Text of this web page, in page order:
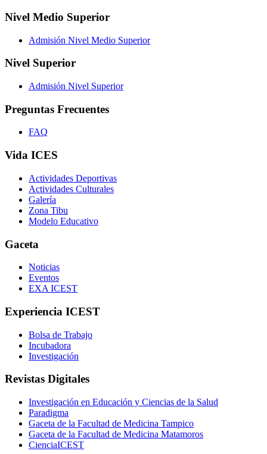
Nivel Medio Superior
Admisión Nivel Medio Superior
Nivel Superior
Admisión Nivel Superior
Preguntas Frecuentes
FAQ
Vida ICES
Actividades Deportivas
Actividades Culturales
Galería
Zona Tibu
Modelo Educativo
Gaceta
Noticias
Eventos
EXA ICEST
Experiencia ICEST
Bolsa de Trabajo
Incubadora
Investigación
Revistas Digitales
Investigación en Educación y Ciencias de la Salud
Paradigma
Gaceta de la Facultad de Medicina Tampico
Gaceta de la Facultad de Medicina Matamoros
CienciaICEST